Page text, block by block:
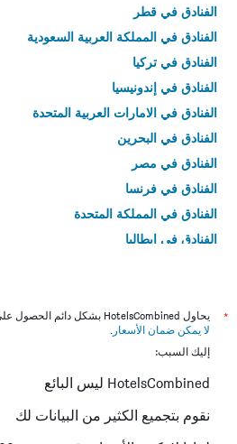
الفنادق في قطر
الفنادق في المملكة العربية السعودية
الفنادق في تركيا
الفنادق في إندونيسيا
الفنادق في الامارات العربية المتحدة
الفنادق في البحرين
الفنادق في مصر
الفنادق في فرنسا
الفنادق في المملكة المتحدة
الفنادق في إيطاليا
*
يحاول HotelsCombined بشكل دائم الحصول على الأسعار الدقيقة، ولكن
لا يمكن ضمان الأسعار .
إليك السبب:
HotelsCombined ليس البائع
نقوم بتجميع الكثير من البيانات لك